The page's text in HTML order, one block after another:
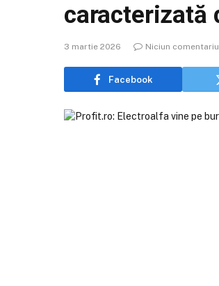
caracterizată
3 martie 2026 Niciun comentariu
Facebook